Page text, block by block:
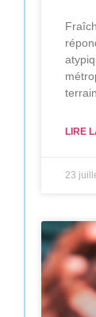
LIRE
23